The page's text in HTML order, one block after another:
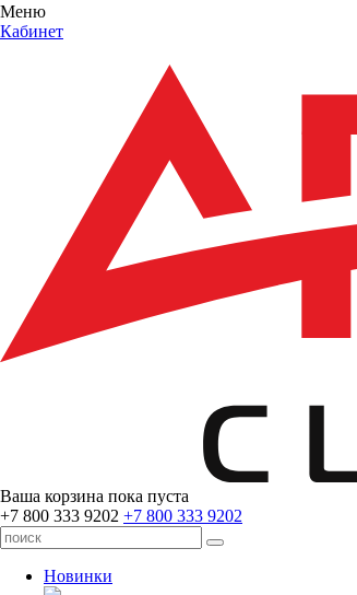
Меню
Кабинет
Ваша корзина пока пуста
+7 800 333 9202 +7 800 333 9202
Новинки